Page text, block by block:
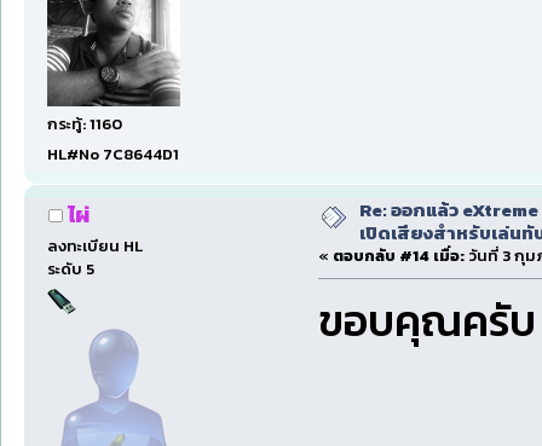
กระทู้: 1160
HL#No 7C8644D1
ไผ่
ลงทะเบียน HL
ระดับ 5
Re: ออกแล้ว
เปิดเสียงสำหรับเล่น
« ตอบกลับ #14 เมื่อ: วันที่ 3 กุม
ขอบคุณครับ